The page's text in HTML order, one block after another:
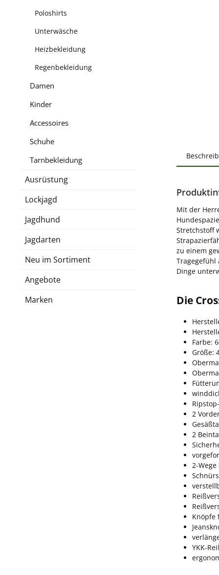
Poloshirts
Unterwäsche
Heizbekleidung
Regenbekleidung
Damen
Kinder
Accessoires
Schuhe
Tarnbekleidung
Ausrüstung
Lockjagd
Jagdhund
Jagdarten
Neu im Sortiment
Angebote
Marken
Mit der
Stretchstoff
zu einem
Tragegefühl
Dinge
Die
Farbe:
Größe:
2
2
2-
Knöpfe
YKK-